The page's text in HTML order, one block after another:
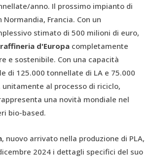
anno. Il prossimo impianto di
Francia. Con un
stimato di 500 milioni di euro,
d'Europa completamente
e sostenibile. Con una capacità
di 125.000 tonnellate di LA e 75.000
unitamente al processo di riciclo,
una novità mondiale nel
bio-based.
, nuovo arrivato nella produzione di PLA,
2024 i dettagli specifici del suo